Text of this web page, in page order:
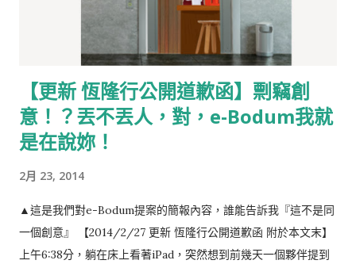
【更新 恆隆行公開道歉函】剽竊創
意！？丟不丟人，對，e-Bodum我就
是在說妳！
2月 23, 2014
▲這是我們對e-Bodum提案的簡報內容，誰能告訴我『這不是同
一個創意』 【2014/2/27 更新 恆隆行公開道歉函 附於本文末】
上午6:38分，躺在床上看著iPad，突然想到前幾天一個夥伴提到